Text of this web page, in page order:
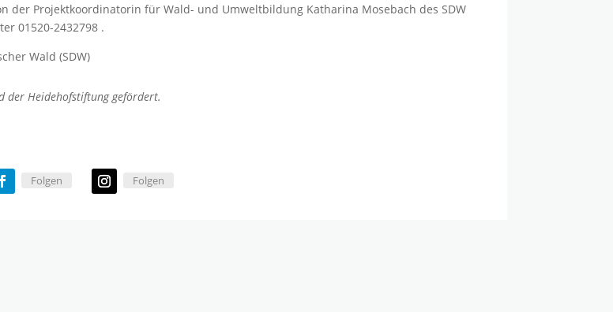
der Projektkoordinatorin für Wald- und Umweltbildung Katharina Mosebach des SDW
01520-2432798 .
Wald (SDW)
der Heidehofstiftung gefördert.
Folgen Folgen